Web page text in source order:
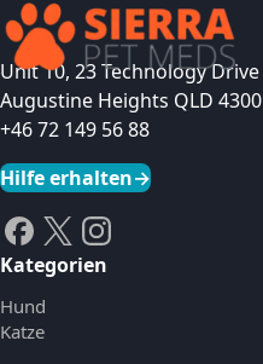
Unit 10, 23 Technology Drive
Augustine Heights QLD 4300
+46 72 149 56 88
Hilfe erhalten→
Kategorien
Hund
Katze